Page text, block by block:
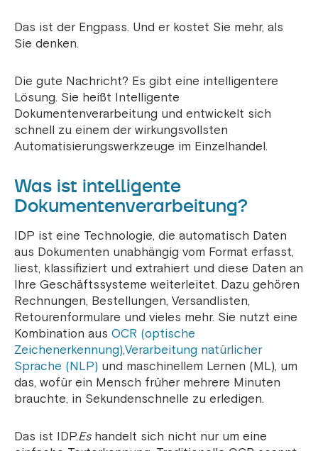
Das ist der Engpass. Und er kostet Sie mehr, als
Sie denken.
Die gute Nachricht? Es gibt eine intelligentere
Lösung. Sie heißt Intelligente
Dokumentenverarbeitung und entwickelt sich
schnell zu einem der wirkungsvollsten
Automatisierungswerkzeuge im Einzelhandel.
Was ist intelligente
Dokumentenverarbeitung?
IDP ist eine Technologie, die automatisch Daten
aus Dokumenten unabhängig vom Format erfasst,
liest, klassifiziert und extrahiert und diese Daten an
Ihre Geschäftssysteme weiterleitet. Dazu gehören
Rechnungen, Bestellungen, Versandlisten,
Retourenformulare und vieles mehr. Sie nutzt eine
Kombination aus OCR (optische
Zeichenerkennung),Verarbeitung natürlicher
Sprache (NLP) und maschinellem Lernen (ML), um
das, wofür ein Mensch früher mehrere Minuten
brauchte, in Sekundenschnelle zu erledigen.
Das ist IDP.Eshandelt sich nicht nur um eine